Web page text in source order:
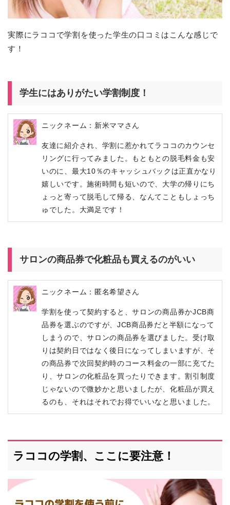
実際にラココで学割を使った学生の口コミはこんな感じで
す！
学生にはありがたい学割制度！
ニックネーム：新米ママさん
友達に紹介され、学割に惹かれてラココのカウンセ
リングに行ってみました。もともとの脱毛料金も安
いのに、最大10％のキャッシュバックは正直かなり
嬉しいです。施術時間も短いので、大学の帰りにち
ょっと寄って脱毛して帰る、なんてこともしょっち
ゅでした。大満足です！
サロンの商品券で化粧品も買えるのがいい
ニックネーム：匿名希望さん
学割を使って契約すると、サロンの商品券かJCB商
品券を選ぶのですが、JCB商品券だと半額になって
しまうので、サロンの商品券を選びました。受け取
りは契約日ではなく後日になってしまいますが、そ
の商品券で次回契約時のコース料金の一部に充てた
り、サロンの化粧品を買ったりできます。割引制度
じゃないので微妙かと思いましたが、化粧品が買え
るのも、それはそれでお得でいいなと思いました。
ラココの学割、ここに要注意！